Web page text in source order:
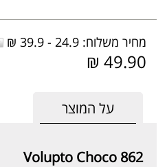
מחיר משלוח: 24.9 - 39.9 ₪
49.90 ₪
על המוצר
862 Volupto Choco